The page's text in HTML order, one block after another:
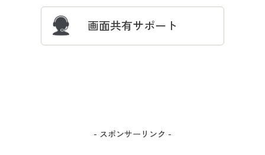
画面共有サポート
- スポンサーリンク -